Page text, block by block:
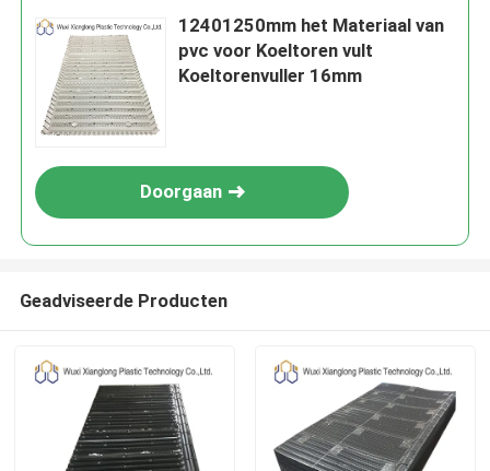
12401250mm het Materiaal van
pvc voor Koeltoren vult
Koeltorenvuller 16mm
Doorgaan
Geadviseerde Producten